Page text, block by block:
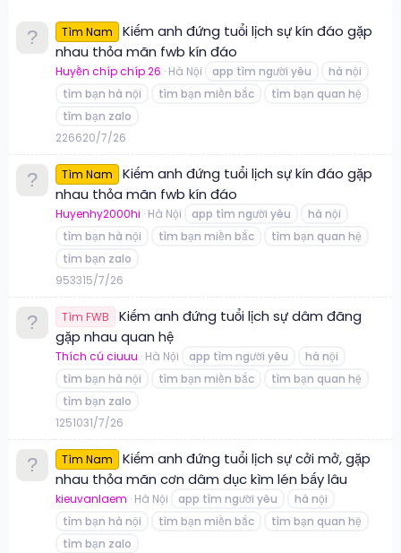
Tìm Nam
Kiếm anh đứng tuổi lịch sự kín đáo gặp
nhau thỏa mãn fwb kín đáo
Huyền chíp chíp 26 Hà Nội app tìm người yêu
hà nội
tìm bạn hà nội
tìm bạn miền bắc
tìm bạn quan hệ
tìm bạn zalo
226620/7/26
Tìm Nam
Kiếm anh đứng tuổi lịch sự kín đáo gặp
nhau thỏa mãn fwb kín đáo
Huyenhy2000hi Hà Nội app tìm người yêu
hà nội
tìm bạn hà nội
tìm bạn miền bắc
tìm bạn quan hệ
tìm bạn zalo
953315/7/26
Tìm FWB
Kiếm anh đứng tuổi lịch sự dâm đãng
gặp nhau quan hệ
Thích cú ciuuu Hà Nội app tìm người yêu
hà nội
tìm bạn hà nội
tìm bạn miền bắc
tìm bạn quan hệ
tìm bạn zalo
1251031/7/26
Tìm Nam
Kiếm anh đứng tuổi lịch sự cởi mở, gặp
nhau thỏa mãn cơn dâm dục kìm lén bấy lâu
kieuvanlaem Hà Nội app tìm người yêu
hà nội
tìm bạn hà nội
tìm bạn miền bắc
tìm bạn quan hệ
tìm bạn zalo